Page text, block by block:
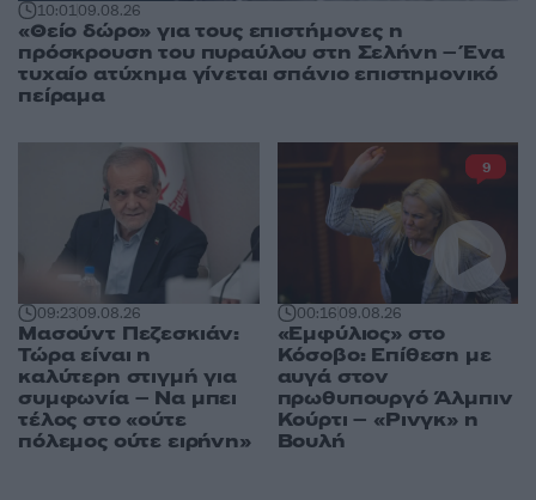
10:0109.08.26
«Θείο δώρο» για τους επιστήμονες η
πρόσκρουση του πυραύλου στη Σελήνη – Ένα
τυχαίο ατύχημα γίνεται σπάνιο επιστημονικό
πείραμα
09:2309.08.26
Μασούντ Πεζεσκιάν:
Τώρα είναι η
καλύτερη στιγμή για
συμφωνία – Να μπει
τέλος στο «ούτε
πόλεμος ούτε ειρήνη»
00:1609.08.26
«Εμφύλιος» στο
Κόσοβο: Επίθεση με
αυγά στον
πρωθυπουργό Άλμπιν
Κούρτι – «Ρινγκ» η
Βουλή
9